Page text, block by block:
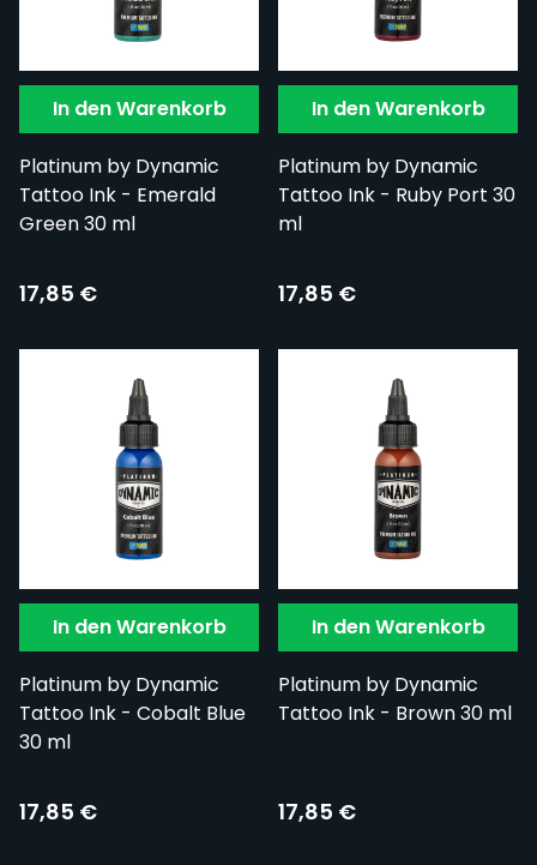
In den Warenkorb
Platinum by Dynamic
Tattoo Ink - Emerald
Green 30 ml
17,85 €
In den Warenkorb
Platinum by Dynamic
Tattoo Ink - Ruby Port 30
ml
17,85 €
In den Warenkorb
Platinum by Dynamic
Tattoo Ink - Cobalt Blue
30 ml
17,85 €
In den Warenkorb
Platinum by Dynamic
Tattoo Ink - Brown 30 ml
17,85 €